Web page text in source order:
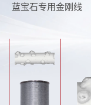
蓝宝石专用金刚线